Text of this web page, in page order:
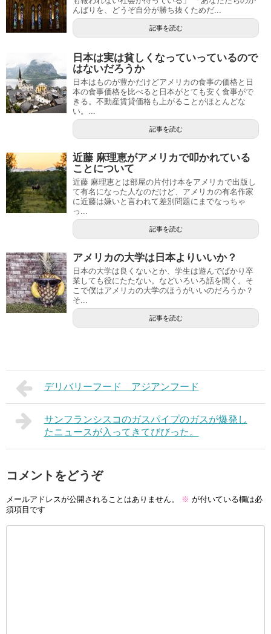
んばりを、どうぞ自分が勝ち抜くためだ...
記事を読む
日本は実は貧しくなっていっているので
はないだろうか
日本はものが豊かだけどアメリカの食事の価格と日
本の食事価格を比べると日本がとても安く食事がで
きる。不動産賃貸価格も上がることがほとんどな
い。...
記事を読む
近藤 麻理恵がアメリカで叩かれている
ことについて
近藤 麻理恵とは部屋の片付け本をアメリカで出版し
て有名になった人なのだけど、アメリカの有名作家
に近藤は嫌いと言われて差別問題にまでなっちゃ
っ...
記事を読む
アメリカの大学は日本よりいいか？
日本の大学は良くないとか、学生は遊んでばかり卒
業しても役にたたない。などいろいろ話を聞く。そ
こで僕はアメリカの大学のほうがいいのだろうか？
そ...
記事を読む
デリバリーフード アジアンフード
サンフランシスコのガスパイプのガスが爆発し
たニュースが入ってきてびびった。
コメントをどうぞ
メールアドレスが公開されることはありません。 ※ が付いている欄は必
須項目です